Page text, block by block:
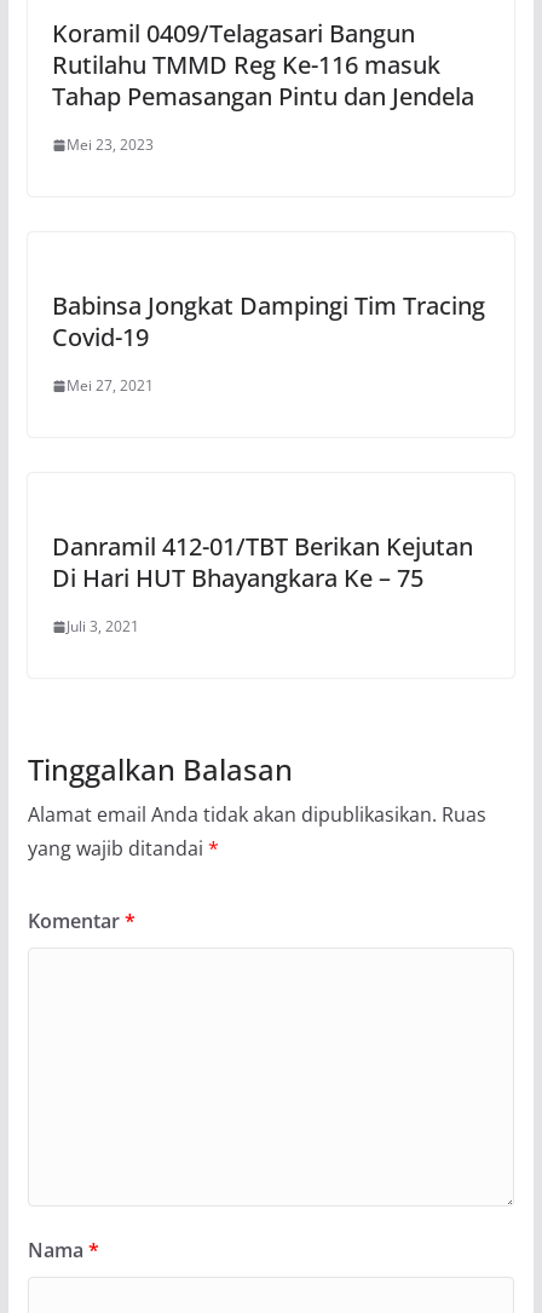
Koramil 0409/Telagasari Bangun
Rutilahu TMMD Reg Ke-116 masuk
Tahap Pemasangan Pintu dan Jendela
Mei 23, 2023
Babinsa Jongkat Dampingi Tim Tracing
Covid-19
Mei 27, 2021
Danramil 412-01/TBT Berikan Kejutan
Di Hari HUT Bhayangkara Ke – 75
Juli 3, 2021
Tinggalkan Balasan
Alamat email Anda tidak akan dipublikasikan. Ruas
yang wajib ditandai *
Komentar*
Nama *